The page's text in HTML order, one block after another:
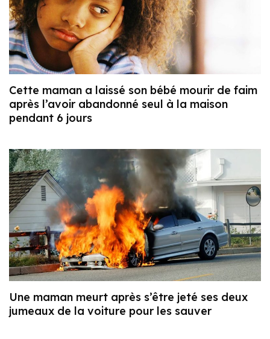
Cette maman a laissé son bébé mourir de faim
après l’avoir abandonné seul à la maison
pendant 6 jours
Une maman meurt après s’être jeté ses deux
jumeaux de la voiture pour les sauver